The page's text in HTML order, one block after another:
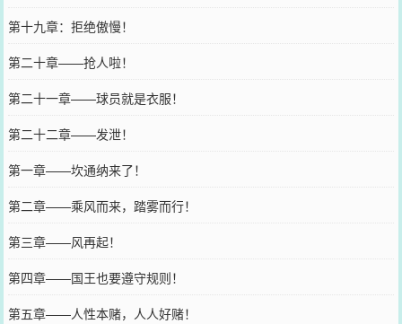
第十九章：拒绝傲慢！
第二十章——抢人啦！
第二十一章——球员就是衣服！
第二十二章——发泄！
第一章——坎通纳来了！
第二章——乘风而来，踏雾而行！
第三章——风再起！
第四章——国王也要遵守规则！
第五章——人性本赌，人人好赌！